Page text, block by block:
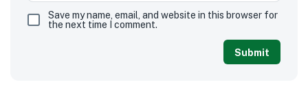
Save my name, email, and website in this browser for
the next time I comment.